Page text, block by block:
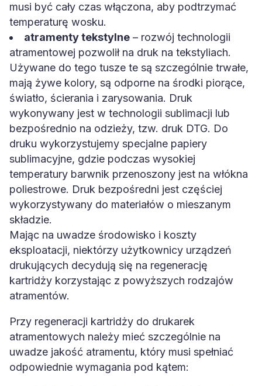
musi być cały czas włączona, aby podtrzymać
temperaturę wosku.
atramenty tekstylne – rozwój technologii
atramentowej pozwolił na druk na tekstyliach.
Używane do tego tusze te są szczególnie trwałe,
mają żywe kolory, są odporne na środki piorące,
światło, ścierania i zarysowania. Druk
wykonywany jest w technologii sublimacji lub
bezpośrednio na odzieży, tzw. druk DTG. Do
druku wykorzystujemy specjalne papiery
sublimacyjne, gdzie podczas wysokiej
temperatury barwnik przenoszony jest na włókna
poliestrowe. Druk bezpośredni jest częściej
wykorzystywany do materiałów o mieszanym
składzie.
Mając na uwadze środowisko i koszty
eksploatacji, niektórzy użytkownicy urządzeń
drukujących decydują się na regenerację
kartridży korzystając z powyższych rodzajów
atramentów.
Przy regeneracji kartridży do drukarek
atramentowych należy mieć szczególnie na
uwadze jakość atramentu, który musi spełniać
odpowiednie wymagania pod kątem: